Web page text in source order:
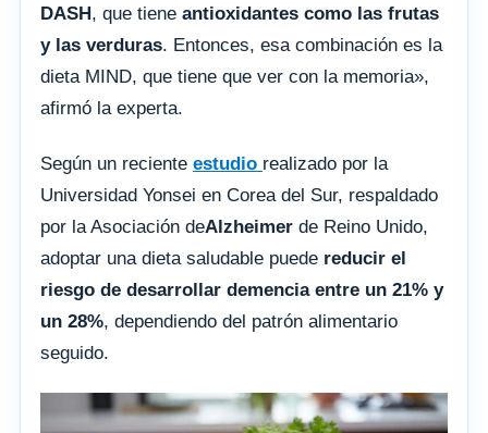
DASH, que tiene antioxidantes como las frutas
y las verduras. Entonces, esa combinación es la
dieta MIND, que tiene que ver con la memoria»,
afirmó la experta.
Según un reciente estudio realizado por la
Universidad Yonsei en Corea del Sur, respaldado
por la Asociación deAlzheimer de Reino Unido,
adoptar una dieta saludable puede reducir el
riesgo de desarrollar demencia entre un 21% y
un 28%, dependiendo del patrón alimentario
seguido.